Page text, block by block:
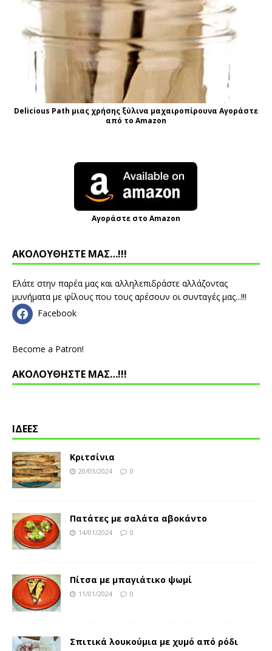
Delicious Path μιας χρήσης ξύλινα μαχαιροπίρουνα Αγοράστε
από το Amazon
Αγοράστε στο Amazon
ΑΚΟΛΟΥΘΗΣΤΕ ΜΑΣ…!!!
Ελάτε στην παρέα μας και αλληλεπιδράστε αλλάζοντας
μυνήματα με φίλους που τους αρέσουν οι συνταγές μας...!!!
Facebook
Become a Patron!
ΑΚΟΛΟΥΘΗΣΤΕ ΜΑΣ…!!!
ΙΔΕΕΣ
Κριτσίνια
20/03/2024 0
Πατάτες με σαλάτα αβοκάντο
14/01/2024 0
Πίτσα με μπαγιάτικο ψωμί
11/01/2024 0
Σπιτικά λουκούμια με χυμό από ρόδι